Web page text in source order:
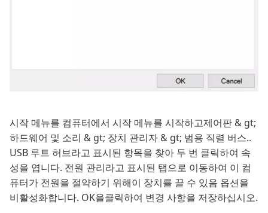
시작 메뉴를 컴퓨터에서 시작 메뉴를 시작하고제어판 & gt;
하드웨어 및 소리 & gt; 장치 관리자 & gt; 범용 직렬 버스..
USB 루트 허브라고 표시된 항목을 찾아 두 번 클릭하여 속
성을 엽니다. 전원 관리라고 표시된 탭으로 이동하여 이 컴
퓨터가 전원을 절약하기 위해이 장치를 끌 수 있음 옵션을
비활성화합니다. OK을클릭하여 변경 사항을 저장하십시오.